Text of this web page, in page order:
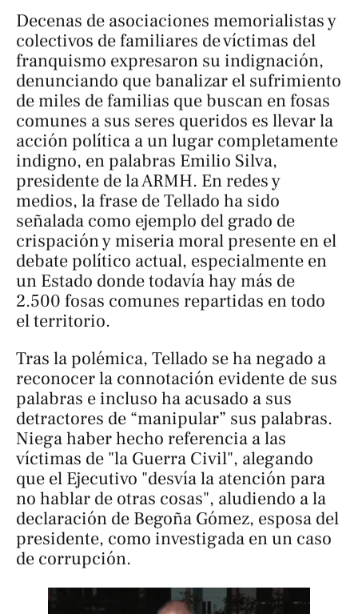
Decenas de asociaciones memorialistas y
colectivos de familiares de víctimas del
franquismo expresaron su indignación,
denunciando que banalizar el sufrimiento
de miles de familias que buscan en fosas
comunes a sus seres queridos es llevar la
acción política a un lugar completamente
indigno, en palabras Emilio Silva,
presidente de la ARMH. En redes y
medios, la frase de Tellado ha sido
señalada como ejemplo del grado de
crispación y miseria moral presente en el
debate político actual, especialmente en
un Estado donde todavía hay más de
2.500 fosas comunes repartidas en todo
el territorio.
Tras la polémica, Tellado se ha negado a
reconocer la connotación evidente de sus
palabras e incluso ha acusado a sus
detractores de “manipular” sus palabras.
Niega haber hecho referencia a las
víctimas de "la Guerra Civil", alegando
que el Ejecutivo "desvía la atención para
no hablar de otras cosas", aludiendo a la
declaración de Begoña Gómez, esposa del
presidente, como investigada en un caso
de corrupción.